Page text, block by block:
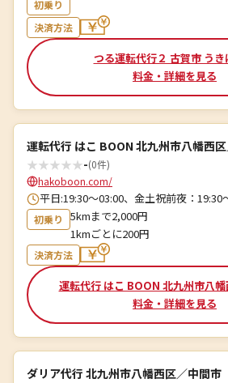
初乗り
決済方法
つる運転代行２ 古賀市 うき
料金・詳細を見る
運転代行 はこ BOON 北九州市八幡西
★★★★★-(0件)
hakoboon.com/
平日:19:30～03:00、金土祝前夜：
初乗り
5kmまで2,000円
1kmごとに200円
決済方法
運転代行 はこ BOON 北九州市八
料金・詳細を見る
ダリア代行 北九州市八幡西区／中間市